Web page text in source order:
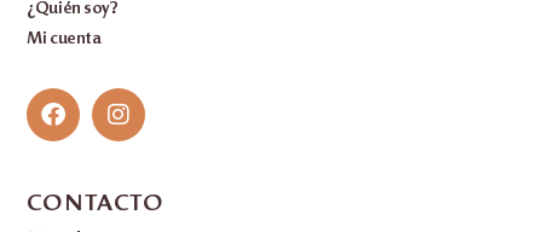
¿Quién soy?
Mi cuenta
CONTACTO